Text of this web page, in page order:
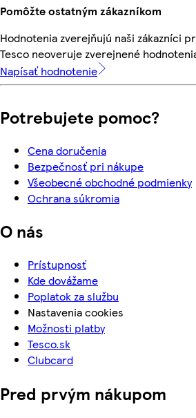
Pomôžte ostatným zákazníkom
Hodnotenia zverejňujú naši zákazníci
Tesco neoveruje zverejnené
Napísať hodnotenie
Potrebujete pomoc?
Cena doručenia
Bezpečnosť pri nákupe
Všeobecné obchodné podmienky
Ochrana súkromia
O nás
Prístupnosť
Kde dovážame
Poplatok za službu
Nastavenia cookies
Možnosti platby
Tesco.sk
Clubcard
Pred prvým nákupom